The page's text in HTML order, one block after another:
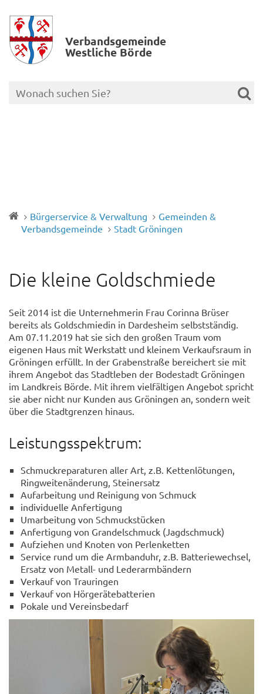
Verbands­gemeinde
Westliche Börde
Bürgerservice & Verwaltung
Gemeinden &
Verbandsgemeinde
Stadt Gröningen
Die kleine Goldschmiede
Seit 2014 ist die Unternehmerin Frau Corinna Brüser
bereits als Goldschmiedin in Dardesheim selbstständig.
Am 07.11.2019 hat sie sich den großen Traum vom
eigenen Haus mit Werkstatt und kleinem Verkaufsraum in
Gröningen erfüllt. In der Grabenstraße bereichert sie mit
ihrem Angebot das Stadtleben der Bodestadt Gröningen
im Landkreis Börde. Mit ihrem vielfältigen Angebot spricht
sie aber nicht nur Kunden aus Gröningen an, sondern weit
über die Stadtgrenzen hinaus.
Leistungsspektrum:
Schmuckreparaturen aller Art, z.B. Kettenlötungen,
Ringweitenänderung, Steinersatz
Aufarbeitung und Reinigung von Schmuck
individuelle Anfertigung
Umarbeitung von Schmuckstücken
Anfertigung von Grandelschmuck (Jagdschmuck)
Aufziehen und Knoten von Perlenketten
Service rund um die Armbanduhr, z.B. Batteriewechsel,
Ersatz von Metall- und Lederarmbändern
Verkauf von Trauringen
Verkauf von Hörgerätebatterien
Pokale und Vereinsbedarf